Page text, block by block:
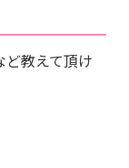
教えて頂け